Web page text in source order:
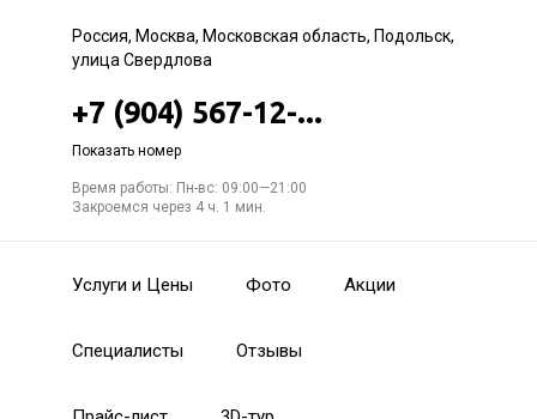
Россия, Москва, Московская область, Подольск,
улица Свердлова
+7 (904) 567-12-...
Показать номер
Время работы: Пн-вс: 09:00—21:00
Закроемся через 4 ч. 1 мин.
Услуги и Цены Фото Акции
Специалисты Отзывы